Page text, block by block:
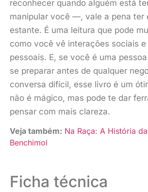
reconhecer quando alguém está
manipular você —, vale a pena ter
estante. É uma leitura que pode
como você vê interações sociais e
pessoais. E, se você é uma
se preparar antes de qualquer
conversa difícil, esse livro é um
não é mágico, mas pode te dar
pensar com mais clareza.
Veja também: Na Raça: A História
Benchimol
Ficha técnica